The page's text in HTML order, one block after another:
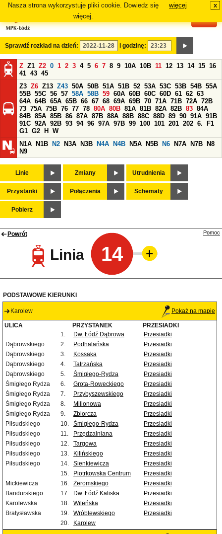
Nasza strona wykorzystuje pliki cookie. Dowiedz się
więcej.
więcej x
Sprawdź rozkład na dzień: i godzinę:
Z Z1 Z2 0 1 2 3 4 5 6 7 8 9 10A 10B 11 12 13 14 15 16
41 43 45
Z3 Z6 Z13 Z43 50A 50B 51A 51B 52 53A 53C 53B 54B 55A
55B 55C 56 57 58A 58B 59 60A 60B 60C 60D 61 62 63
64A 64B 65A 65B 66 67 68 69A 69B 70 71A 71B 72A 72B
73 75A 75B 76 77 78 80A 80B 81A 81B 82A 82B 83 84A
84B 85A 85B 86 87A 87B 88A 88B 88C 88D 89 90 91A 91B
91C 92A 92B 93 94 96 97A 97B 99 100 101 201 202 6.
F1
G1 G2 H
W
N1A
N1B N2 N3A N3B N4A N4B N5A N5B N6 N7A N7B
N8
N9
Linie Zmiany Utrudnienia
Przystanki Połączenia Schematy
Pobierz
Powrót
Linia 14
Pomoc
PODSTAWOWE KIERUNKI
Karolew Pokaż na mapie
ULICA PRZYSTANEK
PRZESIADKI
1.
Dw. Łódź Dąbrowa
Przesiadki
Dąbrowskiego
2. Podhalańska
Przesiadki
Dąbrowskiego
3. Kossaka
Przesiadki
Dąbrowskiego
4. Tatrzańska
Przesiadki
Dąbrowskiego
5. Śmigłego-Rydza
Przesiadki
Śmigłego Rydza
6. Grota-Roweckiego
Przesiadki
Śmigłego Rydza
7. Przybyszewskiego
Przesiadki
Śmigłego Rydza
8. Milionowa
Przesiadki
Śmigłego Rydza
9. Zbiorcza
Przesiadki
Piłsudskiego
10. Śmigłego-Rydza
Przesiadki
Piłsudskiego
11. Przędzalniana
Przesiadki
Piłsudskiego
12. Targowa
Przesiadki
Piłsudskiego
13. Kilińskiego
Przesiadki
Piłsudskiego
14. Sienkiewicza
Przesiadki
15.
Piotrkowska Centrum
Przesiadki
Mickiewicza
16. Żeromskiego
Przesiadki
Bandurskiego
17. Dw. Łódź Kaliska
Przesiadki
Karolewska
18. Wileńska
Przesiadki
Bratysławska
19. Wróblewskiego
Przesiadki
20.
Karolew